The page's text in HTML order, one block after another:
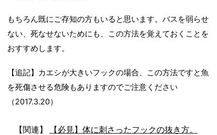
もちろん既にご存知の方もいると思います。バスを弱らせ
ない、死なせないためにも、この方法を覚えておくことを
おすすめします。
【追記】カエシが大きいフックの場合、この方法ですと魚
を死傷させる危険もありますのでご注意ください
（2017.3.20）
【関連】
【必見】体に刺さったフックの抜き方。